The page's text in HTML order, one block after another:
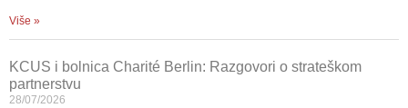
Više »
KCUS i bolnica Charité Berlin: Razgovori o strateškom
partnerstvu
28/07/2026